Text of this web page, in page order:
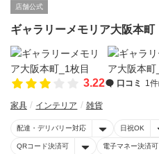
店舗公式
ギャラリーメモリア大阪本町
3.22 口コミ 1件
家具 インテリア 雑貨
配達・デリバリー対応 日祝OK
QRコード決済可 電子マネー決済可